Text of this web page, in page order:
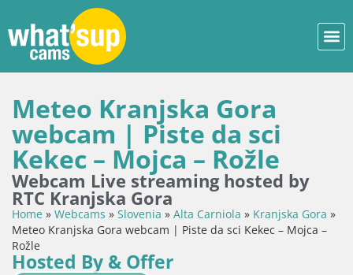
Meteo Kranjska Gora
webcam | Piste da sci
Kekec – Mojca – Rožle
Webcam Live streaming hosted by
RTC Kranjska Gora
Home » Webcams » Slovenia » Alta Carniola » Kranjska Gora »
Meteo Kranjska Gora webcam | Piste da sci Kekec – Mojca –
Rožle
Hosted By & Offer